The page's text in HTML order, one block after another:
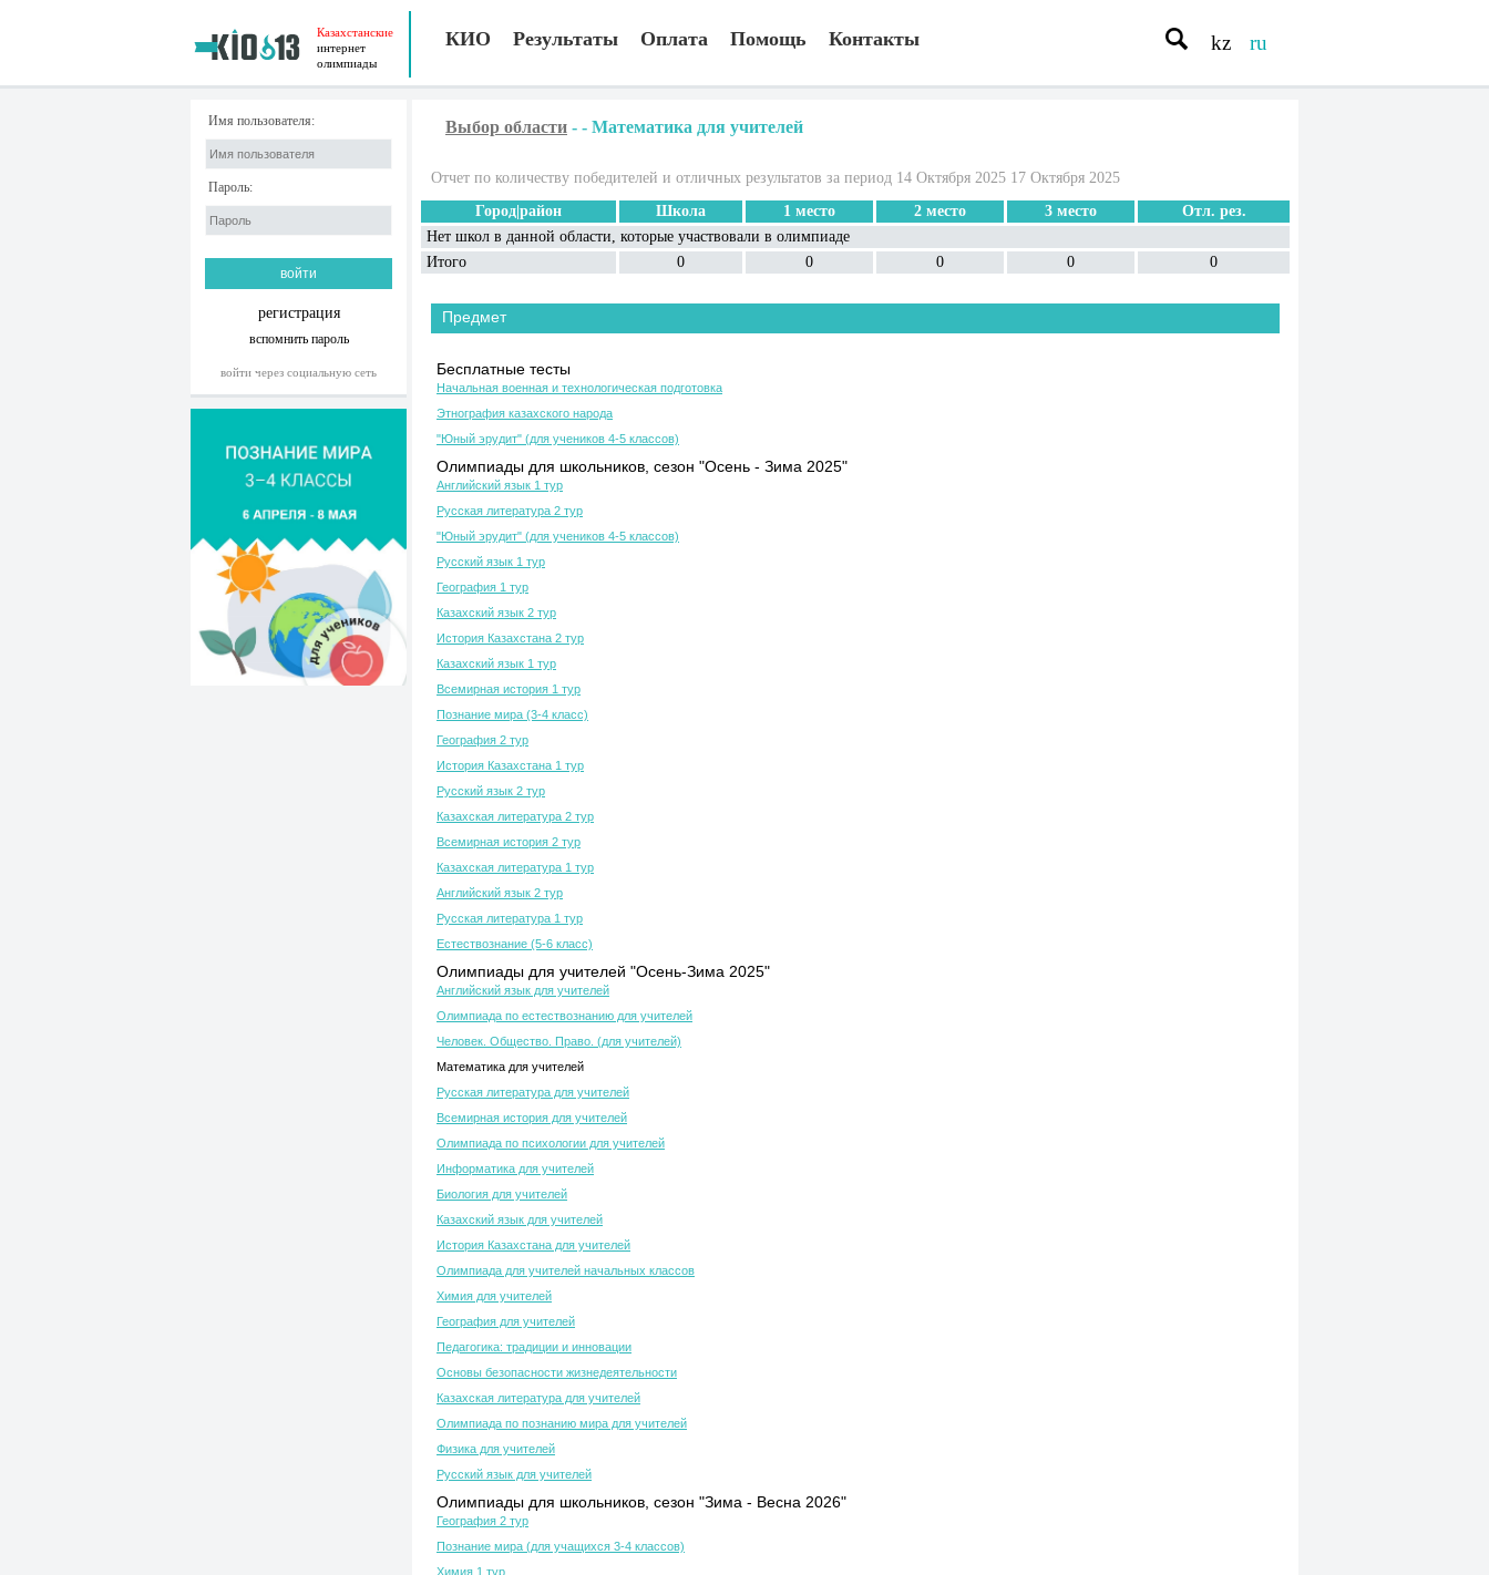
Казахстанские
интернет
олимпиады
КИО Результаты Оплата Помощь Контакты kz ru
Имя пользователя:
Пароль:
регистрация
вспомнить пароль
войти через социальную сеть
Выбор области - - Математика для учителей
Отчет по количеству победителей и отличных результатов за период 14 Октября 2025 17 Октября 2025
Город|район
Школа 1 место 2 место 3 место
Отл. рез.
Нет школ в данной области, которые участвовали в олимпиаде
Итого
0 0 0 0 0
Предмет
Бесплатные тесты
Начальная военная и технологическая подготовка
Этнография казахского народа
"Юный эрудит" (для учеников 4-5 классов)
Олимпиады для школьников, сезон "Осень - Зима 2025"
Английский язык 1 тур
Русская литература 2 тур
"Юный эрудит" (для учеников 4-5 классов)
Русский язык 1 тур
География 1 тур
Казахский язык 2 тур
История Казахстана 2 тур
Казахский язык 1 тур
Всемирная история 1 тур
Познание мира (3-4 класс)
География 2 тур
История Казахстана 1 тур
Русский язык 2 тур
Казахская литература 2 тур
Всемирная история 2 тур
Казахская литература 1 тур
Английский язык 2 тур
Русская литература 1 тур
Естествознание (5-6 класс)
Олимпиады для учителей "Осень-Зима 2025"
Английский язык для учителей
Олимпиада по естествознанию для учителей
Человек. Общество. Право. (для учителей)
Математика для учителей
Русская литература для учителей
Всемирная история для учителей
Олимпиада по психологии для учителей
Информатика для учителей
Биология для учителей
Казахский язык для учителей
История Казахстана для учителей
Олимпиада для учителей начальных классов
Химия для учителей
География для учителей
Педагогика: традиции и инновации
Основы безопасности жизнедеятельности
Казахская литература для учителей
Олимпиада по познанию мира для учителей
Физика для учителей
Русский язык для учителей
Олимпиады для школьников, сезон "Зима - Весна 2026"
География 2 тур
Познание мира (для учащихся 3-4 классов)
Химия 1 тур